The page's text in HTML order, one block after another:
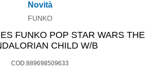
Novità
FUNKO
FUNKO POP STAR WARS THE
CHILD W/B
COD:889698509633